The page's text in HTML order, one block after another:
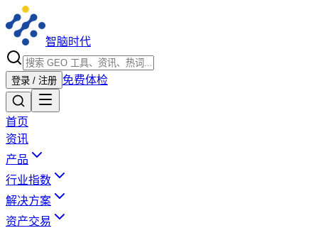
智脑时代
登录 / 注册 免费体检
首页
资讯
产品
行业指数
解决方案
资产交易